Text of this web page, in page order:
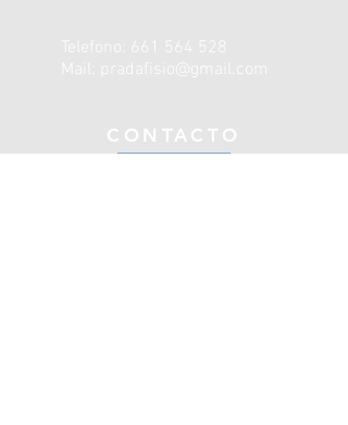
661 564 528
Mail:
pradafisio@gmail.com
CONTACTO